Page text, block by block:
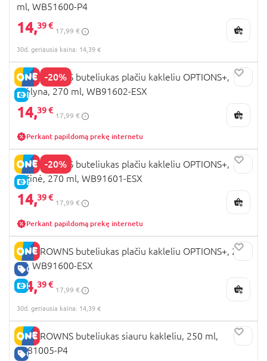
ml, WB51600-P4
14,39 €
17,99 €
30d. geriausia kaina: 14,39 €
-20%
E-KAINA
DR. BROWNS buteliukas plačiu kakleliu OPTIONS+,
mėlyna, 270 ml, WB91602-ESX
14,39 €
17,99 €
Perkant papildomą prekę internetu
-20%
E-KAINA
DR. BROWNS buteliukas plačiu kakleliu OPTIONS+,
rožinė, 270 ml, WB91601-ESX
14,39 €
17,99 €
Perkant papildomą prekę internetu
GERA KAINA
E-KAINA
DR. BROWNS buteliukas plačiu kakleliu OPTIONS+, 270
ml, WB91600-ESX
14,39 €
17,99 €
30d. geriausia kaina: 14,39 €
GERA KAINA
DR. BROWNS buteliukas siauru kakleliu, 250 ml,
SB81005-P4